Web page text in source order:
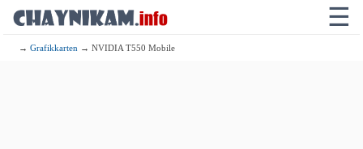
☰
→Grafikkarten → NVIDIA T550 Mobile